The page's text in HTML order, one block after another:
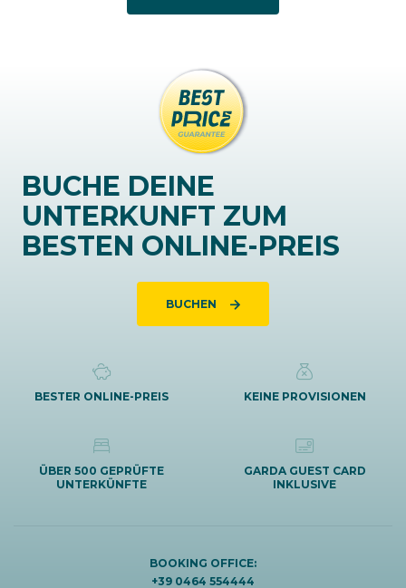
BUCHE DEINE
UNTERKUNFT ZUM
BESTEN ONLINE-PREIS
BUCHEN
BESTER ONLINE-PREIS KEINE PROVISIONEN
ÜBER 500 GEPRÜFTE
UNTERKÜNFTE
GARDA GUEST CARD
INKLUSIVE
BOOKING OFFICE:
+39 0464 554444